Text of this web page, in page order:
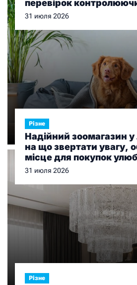
перевірок
органів
31 июля 2026
Різне
Надійний зоомагазин
на що звертати увагу,
місце для покупок
31 июля 2026
Різне